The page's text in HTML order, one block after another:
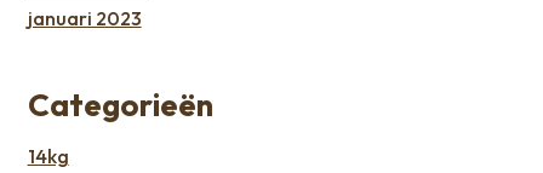
januari 2023
Categorieën
14kg